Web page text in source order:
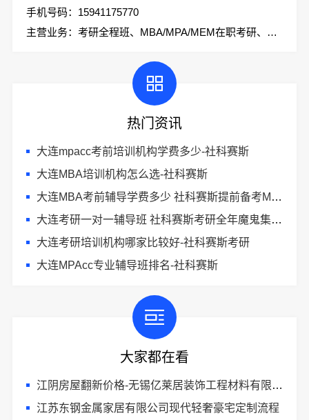
手机号码：15941175770
主营业务：考研全程班、MBA/MPA/MEM在职考研、会计专硕、考研集训营
热门资讯
大连mpacc考前培训机构学费多少-社科赛斯
大连MBA培训机构怎么选-社科赛斯
大连MBA考前辅导学费多少 社科赛斯提前备考MBA目标名校
大连考研一对一辅导班 社科赛斯考研全年魔鬼集训营
大连考研培训机构哪家比较好-社科赛斯考研
大连MPAcc专业辅导班排名-社科赛斯
大家都在看
江阴房屋翻新价格-无锡亿莱居装饰工程材料有限公司为您精准报价
江苏东钢金属家居有限公司现代轻奢豪宅定制流程